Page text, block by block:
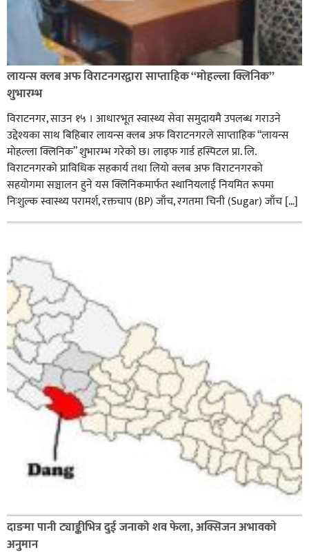
लायन्स क्लब अफ विराटनगरद्वारा साप्ताहिक “मोहल्ला क्लिनिक”
शुभारम्भ
विराटनगर, साउन १५ । आधारभूत स्वास्थ्य सेवा समुदायमै उपलब्ध गराउने
उद्देश्यका साथ बिहिबार लायन्स क्लब अफ विराटनगरले साप्ताहिक “लायन्स
मोहल्ला क्लिनिक” शुभारम्भ गरेकाे छ। लाइफ गार्ड हस्पिटल प्रा. लि.
विराटनगरको प्राविधिक सहकार्य तथा लियो क्लब अफ विराटनगरको
सहयोगमा सञ्चालन हुने यस क्लिनिकमार्फत स्थानियलाई नियमित रूपमा
निःशुल्क स्वास्थ्य परामर्श, रक्तचाप (BP) जाँच, रगतमा चिनी (Sugar) जाँच […]
दाङमा पानी ट्याङ्कीभित्र दुई जनाको शव फेला, अक्सिजन अभावकाे
अनुमान